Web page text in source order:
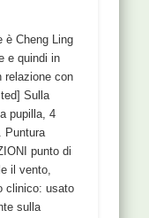
è Cheng Ling
e quindi in
relazione con
Sulla
pupilla, 4
Puntura
punto di
il vento,
clinico: usato
sulla